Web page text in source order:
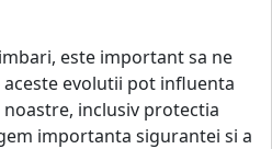
este important sa ne
evolutii pot influenta
inclusiv protectia
importanta sigurantei si a